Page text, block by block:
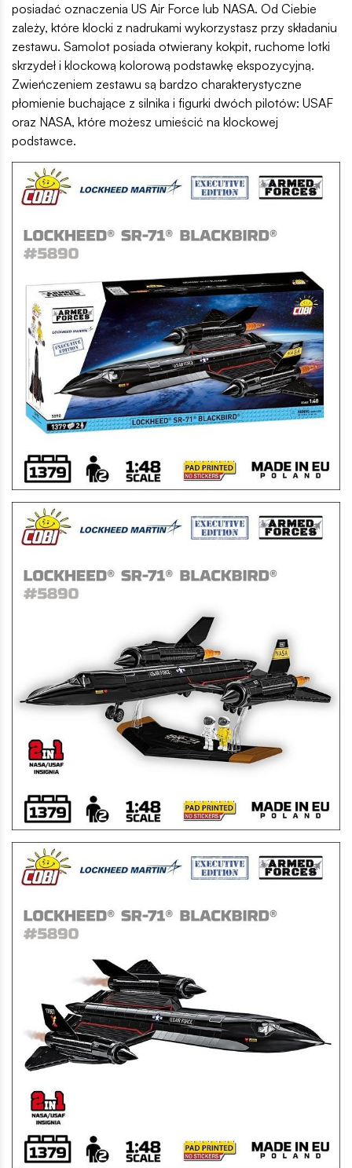
posiadać oznaczenia US Air Force lub NASA. Od Ciebie
zależy, które klocki z nadrukami wykorzystasz przy składaniu
zestawu. Samolot posiada otwierany kokpit, ruchome lotki
skrzydeł i klockową kolorową podstawkę ekspozycyjną.
Zwieńczeniem zestawu są bardzo charakterystyczne
płomienie buchające z silnika i figurki dwóch pilotów: USAF
oraz NASA, które możesz umieścić na klockowej
podstawce.